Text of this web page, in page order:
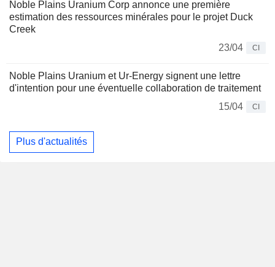
Noble Plains Uranium Corp annonce une première
estimation des ressources minérales pour le projet Duck
Creek
23/04
CI
Noble Plains Uranium et Ur-Energy signent une lettre
d'intention pour une éventuelle collaboration de traitement
15/04
CI
Plus d'actualités